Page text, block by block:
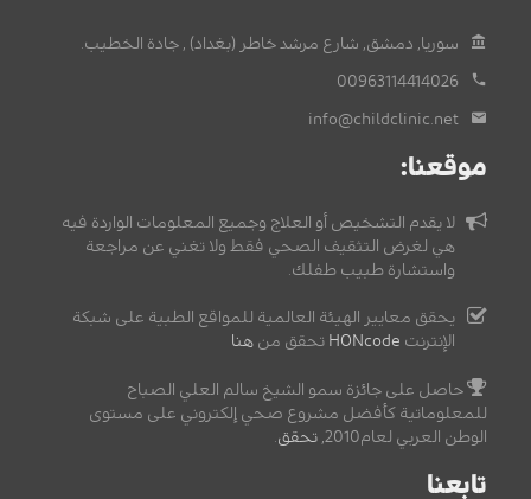
سوريا, دمشق, شارع مرشد خاطر (بغداد) , جادة الخطيب.
00963114414026
info@childclinic.net
موقعنا:
لا يقدم التشخيص أو العلاج وجميع المعلومات الواردة فيه
هي لغرض التثقيف الصحي فقط ولا تغني عن مراجعة
واستشارة طبيب طفلك.
يحقق معايير الهيئة العالمية للمواقع الطبية على شبكة
الإنترنت HONcode تحقق من هنا
حاصل على جائزة سمو الشيخ سالم العلي الصباح
للمعلوماتية كأفضل مشروع صحي إلكتروني على مستوى
الوطن العربي لعام2010,
تحقق
تابعنا